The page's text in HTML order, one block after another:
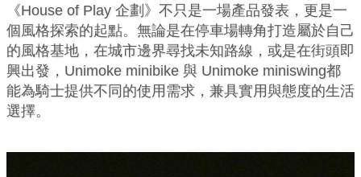
《House of Play 企劃》不只是一場產品發表，更是一
個風格探索的起點。無論是在停車場轉角打造屬於自己
的風格基地，在城市邊界尋找未知路線，或是在街頭即
興出發，Unimoke minibike 與 Unimoke miniswing都
能為騎士提供不同的使用需求，兼具實用與態度的生活
選擇。